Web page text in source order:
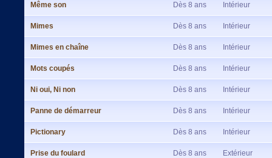
Même son Dès 8 ans Intérieur
Mimes Dès 8 ans Intérieur
Mimes en chaîne Dès 8 ans Intérieur
Mots coupés Dès 8 ans Intérieur
Ni oui, Ni non Dès 8 ans Intérieur
Panne de démarreur Dès 8 ans Intérieur
Pictionary Dès 8 ans Intérieur
Prise du foulard Dès 8 ans Extérieur